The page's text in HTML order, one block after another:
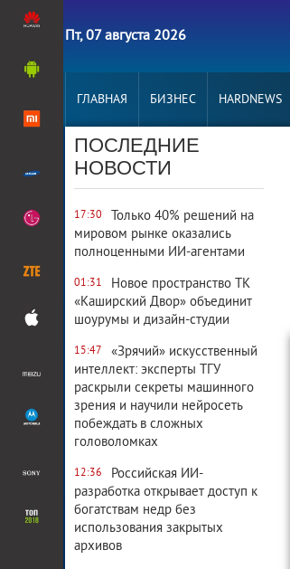
Пт, 07 августа 2026
ГЛАВНАЯ БИЗНЕС HARDNEWS
ПОСЛЕДНИЕ
НОВОСТИ
17:30
Только 40% решений на
мировом рынке оказались
полноценными ИИ-агентами
01:31
Новое пространство ТК
«Каширский Двор» объединит
шоурумы и дизайн-студии
15:47
«Зрячий» искусственный
интеллект: эксперты ТГУ
раскрыли секреты машинного
зрения и научили нейросеть
побеждать в сложных
головоломках
12:36
Российская ИИ-
разработка открывает доступ к
богатствам недр без
использования закрытых
архивов